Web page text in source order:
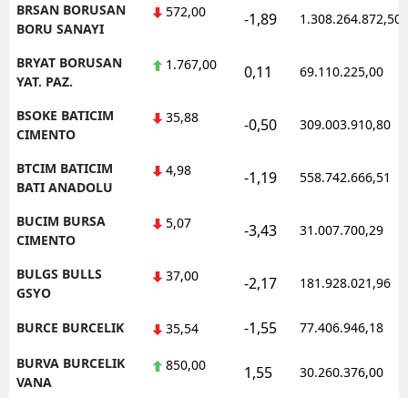
BRSAN BORUSAN
BORU SANAYI
572,00 -1,89 1.308.264.872,50
BRYAT BORUSAN
YAT. PAZ.
1.767,00 0,11 69.110.225,00
BSOKE BATICIM
CIMENTO
35,88 -0,50 309.003.910,80
BTCIM BATICIM
BATI ANADOLU
4,98 -1,19 558.742.666,51
BUCIM BURSA
CIMENTO
5,07 -3,43 31.007.700,29
BULGS BULLS
GSYO
37,00 -2,17 181.928.021,96
BURCE BURCELIK 35,54 -1,55 77.406.946,18
BURVA BURCELIK
VANA
850,00 1,55 30.260.376,00